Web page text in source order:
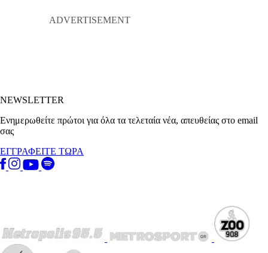
NEWSLETTER
Ενημερωθείτε πρώτοι για όλα τα τελεταία νέα, απευθείας στο email
σας
ΕΓΓΡΑΦΕΙΤΕ ΤΩΡΑ